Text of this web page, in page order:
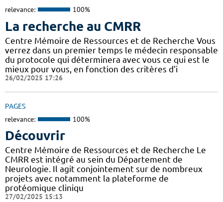
relevance: 100%
La recherche au CMRR
Centre Mémoire de Ressources et de Recherche Vous
verrez dans un premier temps le médecin responsable
du protocole qui déterminera avec vous ce qui est le
mieux pour vous, en fonction des critères d’i
26/02/2025 17:26
PAGES
relevance: 100%
Découvrir
Centre Mémoire de Ressources et de Recherche Le
CMRR est intégré au sein du Département de
Neurologie. Il agit conjointement sur de nombreux
projets avec notamment la plateforme de
protéomique cliniqu
27/02/2025 15:13